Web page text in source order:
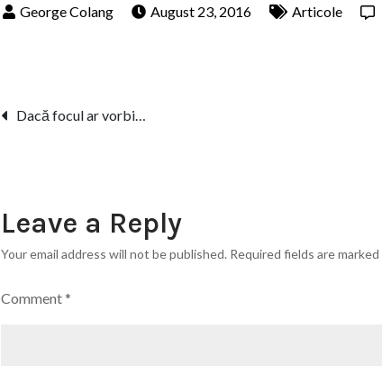
August 23, 2016 Articole
Post
Dacă focul ar vorbi…
Leave a Reply
Your email address will not be published. Required fields are marked
Comment*